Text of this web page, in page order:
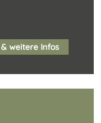
weitere Infos